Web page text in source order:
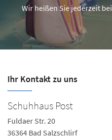
Wir heißen Sie jederzeit
Ihr Kontakt zu uns
Schuhhaus Post
Fuldaer Str. 20
36364 Bad Salzschlirf